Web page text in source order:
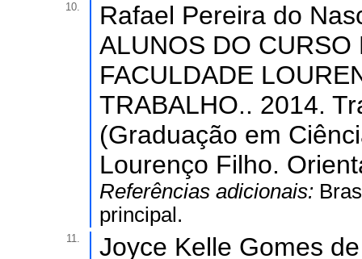
10.
Rafael Pereira do
ALUNOS DO
FACULDADE
TRABALHO.. 2014.
(Graduação em
Lourenço Filho.
Referências adicionais:
principal.
11.
Joyce Kelle Gomes